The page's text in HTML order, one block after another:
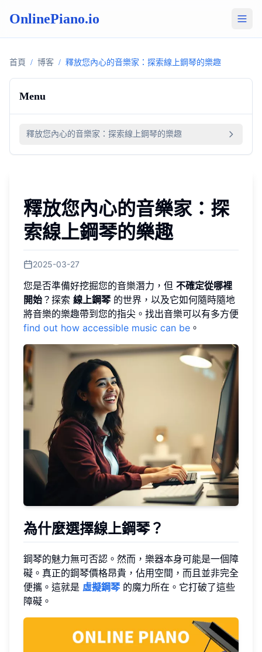
OnlinePiano.io
首頁 / 博客 / 釋放您內心的音樂家：探索線上鋼琴的樂趣
Menu
釋放您內心的音樂家：探索線上鋼琴的樂趣
釋放您內心的音樂家：探
索線上鋼琴的樂趣
2025-03-27
您是否準備好挖掘您的音樂潛力，但 不確定從哪裡
開始 ？探索 線上鋼琴的世界，以及它如何隨時隨地
將音樂的樂趣帶到您的指尖。找出音樂可以有多方便
find out how accessible music can be 。
為什麼選擇線上鋼琴？
鋼琴的魅力無可否認。然而，樂器本身可能是一個障
礙。真正的鋼琴價格昂貴，佔用空間，而且並非完全
便攜。這就是 虛擬鋼琴的魔力所在。它打破了這些
障礙。